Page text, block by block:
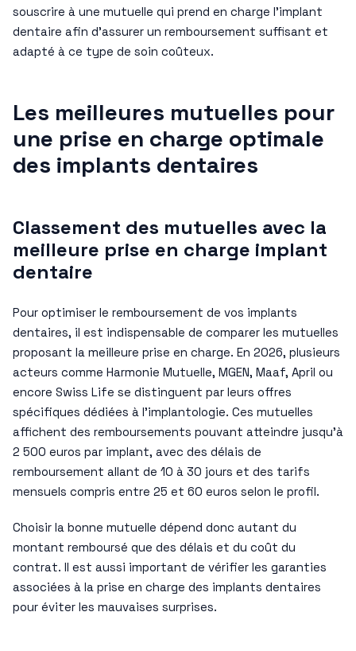
souscrire à une mutuelle qui prend en charge l’implant
dentaire afin d’assurer un remboursement suffisant et
adapté à ce type de soin coûteux.
Les meilleures mutuelles pour
une prise en charge optimale
des implants dentaires
Classement des mutuelles avec la
meilleure prise en charge implant
dentaire
Pour optimiser le remboursement de vos implants
dentaires, il est indispensable de comparer les mutuelles
proposant la meilleure prise en charge. En 2026, plusieurs
acteurs comme Harmonie Mutuelle, MGEN, Maaf, April ou
encore Swiss Life se distinguent par leurs offres
spécifiques dédiées à l’implantologie. Ces mutuelles
affichent des remboursements pouvant atteindre jusqu’à
2 500 euros par implant, avec des délais de
remboursement allant de 10 à 30 jours et des tarifs
mensuels compris entre 25 et 60 euros selon le profil.
Choisir la bonne mutuelle dépend donc autant du
montant remboursé que des délais et du coût du
contrat. Il est aussi important de vérifier les garanties
associées à la prise en charge des implants dentaires
pour éviter les mauvaises surprises.